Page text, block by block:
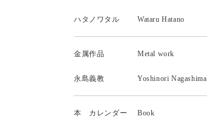
ハタノワタル Wataru Hatano
金属作品 Metal work
永島義教 Yoshinori Nagashima
本 カレンダー Book